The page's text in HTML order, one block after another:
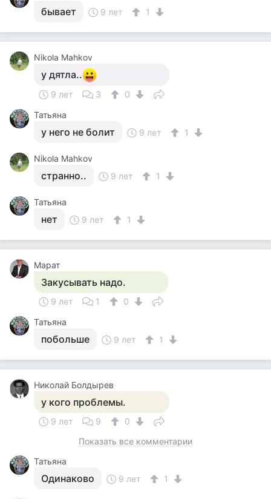
бывает 9 лет 1
Nikola Mahkov
у дятла..
9 лет 3
0
Татьяна
у него не болит 9 лет 1
Nikola Mahkov
странно.. 9 лет 1
Татьяна
нет 9 лет 1
Марат
Закусывать надо.
9 лет 1
0
Татьяна
побольше 9 лет 1
Николай Болдырев
у кого проблемы.
9 лет 9
0
Показать все комментарии
Татьяна
Одинаково 9 лет 1